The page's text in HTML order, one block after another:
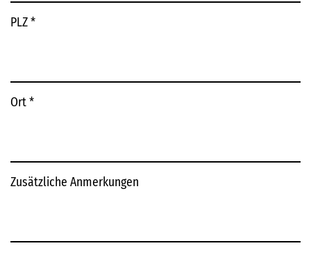
PLZ*
Ort*
Zusätzliche Anmerkungen